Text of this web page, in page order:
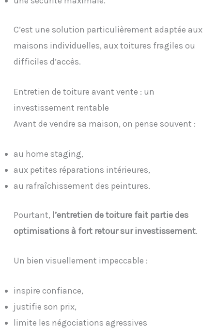
C’est une solution particulièrement adaptée aux
maisons individuelles, aux toitures fragiles ou
difficiles d’accès.
Entretien de toiture avant vente : un
investissement rentable
Avant de vendre sa maison, on pense souvent :
au home staging,
aux petites réparations intérieures,
au rafraîchissement des peintures.
Pourtant, l’entretien de toiture fait partie des
optimisations à fort retour sur investissement.
Un bien visuellement impeccable :
inspire confiance,
justifie son prix,
limite les négociations agressives